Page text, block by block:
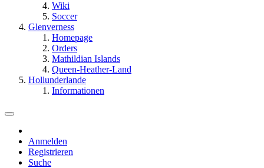
Wiki
Soccer
Glenverness
Homepage
Orders
Mathildian Islands
Queen-Heather-Land
Hollunderlande
Informationen
Anmelden
Registrieren
Suche